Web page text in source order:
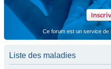
Ce forum est un service de
Liste des maladies